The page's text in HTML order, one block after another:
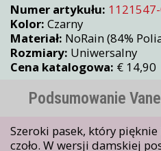
Numer artykułu:
Kolor: Czarny
Materiał: NoRain (84%
Rozmiary: Uniwersalny
Cena katalogowa: € 14,90
Podsumowanie
Szeroki pasek, który pięknie
czoło. W wersji damskiej